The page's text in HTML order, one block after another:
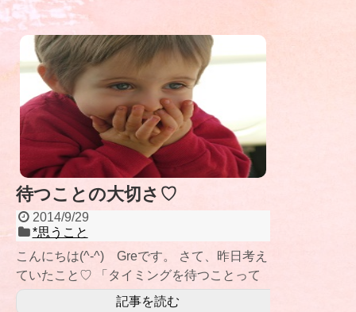
待つことの大切さ♡
2014/9/29
*思うこと
こんにちは(^-^) Greです。 さて、昨日考え
ていたこと♡ 「タイミングを待つことって
すごく大切なことだなぁ…」
記事を読む